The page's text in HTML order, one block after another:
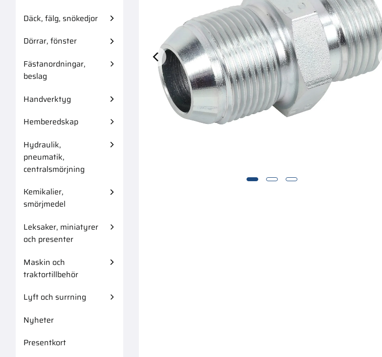
Skärringskoppling 3/8-M14X1.5 Utv-Inv
Däck, fälg, snökedjor
Dörrar, fönster
Fästanordningar,
beslag
Handverktyg
Hemberedskap
Hydraulik,
pneumatik,
centralsmörjning
Kemikalier,
smörjmedel
Leksaker, miniatyrer
och presenter
Maskin och
traktortillbehör
Lyft och surrning
Nyheter
Presentkort